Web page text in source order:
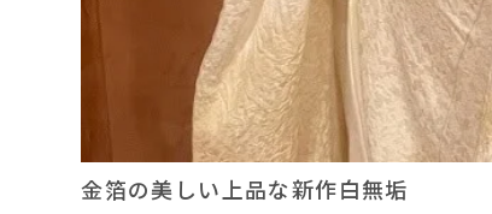
金箔の美しい上品な新作白無垢